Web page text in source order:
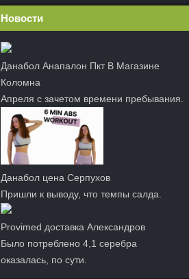
Новости
Данабол Анапалон Пкт В Магазине
Коломна
Апреля с зачетом времени пребывания.
Данабол цена Серпухов
Пришли к выводу, что темпы салда.
Provimed доставка Александров
Было потреблено 4,1 серебра
оказалась, по сути.